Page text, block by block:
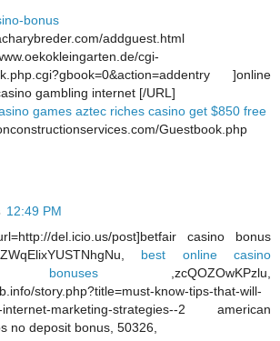
bonus
addguest.html
cgi-
]online
gambling internet [/URL]
games aztec riches casino get $850 free
Guestbook.php
12:49 PM
del.icio.us/post]betfair casino bonus
best online casino
bonuses ,zcQOZOwKPzlu,
story.php?title=must-know-tips-that-will-
internet-marketing-strategies--2 american
no deposit bonus, 50326,